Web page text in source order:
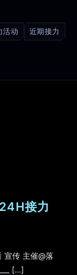
活动
近期接力
接力
宣传 主催@落
[…]